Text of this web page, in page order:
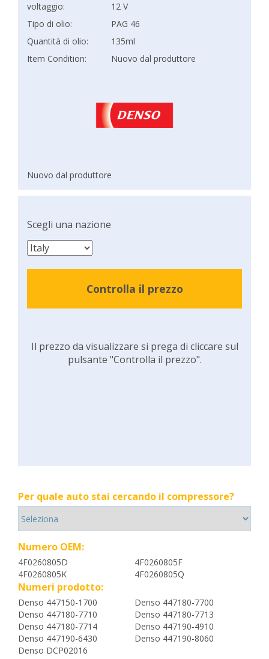
voltaggio:
12 V
Tipo di olio:
PAG 46
Quantità di olio:
135ml
Item Condition:
Nuovo dal produttore
Nuovo dal produttore
Scegli una nazione
Controlla il prezzo
Il prezzo da visualizzare si prega di cliccare sul
pulsante "Controlla il prezzo".
Per quale auto stai cercando il compressore?
Numero OEM:
4F0260805D
4F0260805F
4F0260805K
4F0260805Q
Numeri prodotto:
Denso 447150-1700
Denso 447180-7700
Denso 447180-7710
Denso 447180-7713
Denso 447180-7714
Denso 447190-4910
Denso 447190-6430
Denso 447190-8060
Denso DCP02016